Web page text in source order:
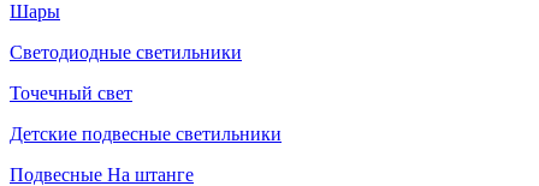
Шары
Светодиодные светильники
Точечный свет
Детские подвесные светильники
Подвесные На штанге